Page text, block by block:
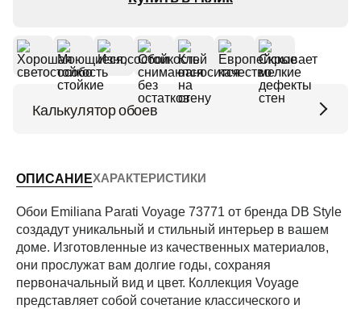
Калькулятор обоев
Периметр комнаты (м)
Рассчитать
ОПИСАНИЕХАРАКТЕРИСТИКИ
Обои Emiliana Parati Voyage 73771 от бренда DB Style
создадут уникальный и стильный интерьер в вашем
доме. Изготовленные из качественных материалов,
они прослужат вам долгие годы, сохраняя
первоначальный вид и цвет. Коллекция Voyage
представляет собой сочетание классического и